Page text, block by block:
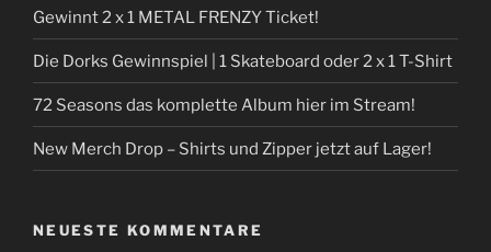
Gewinnt 2 x 1 METAL FRENZY Ticket!
Die Dorks Gewinnspiel | 1 Skateboard oder 2 x 1 T-Shirt
72 Seasons das komplette Album hier im Stream!
New Merch Drop – Shirts und Zipper jetzt auf Lager!
NEUESTE KOMMENTARE